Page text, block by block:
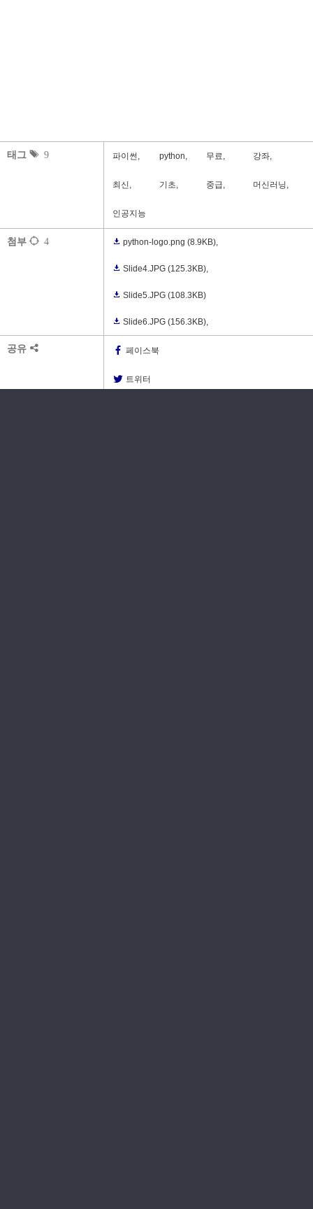
태그 9 파이썬, python, 무료, 강좌,
최신, 기초, 중급, 머신러닝,
인공지능
첨부 4 python-logo.png (8.9KB),
Slide4.JPG (125.3KB),
Slide5.JPG (108.3KB)
Slide6.JPG (156.3KB),
공유 페이스북
트위터